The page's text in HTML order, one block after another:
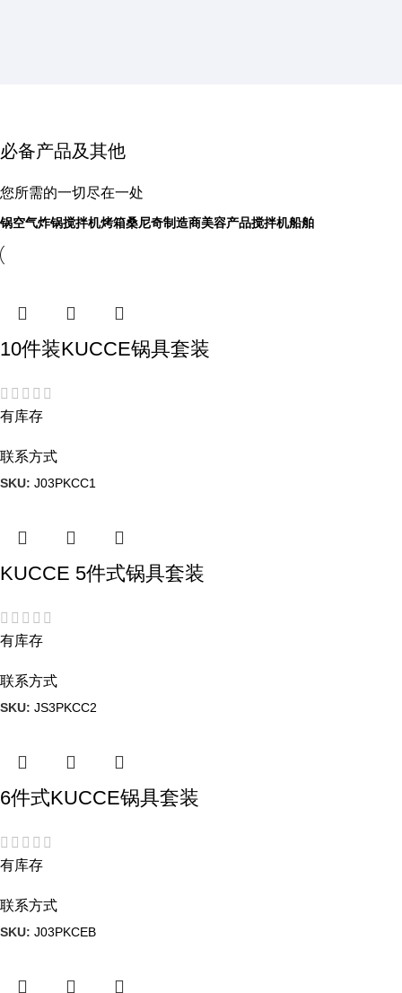
必备产品及其他
您所需的一切尽在一处
锅空气炸锅搅拌机烤箱桑尼奇制造商美容产品搅拌机船舶
10件装KUCCE锅具套装
有库存
联系方式
SKU: J03PKCC1
KUCCE 5件式锅具套装
有库存
联系方式
SKU: JS3PKCC2
6件式KUCCE锅具套装
有库存
联系方式
SKU: J03PKCEB